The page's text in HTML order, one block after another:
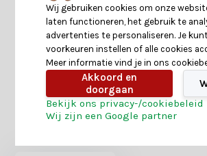
Reviews
Heb je nog interesse in deze recent
Wij gebruiken cookies om onze
laten functioneren, het gebruik te
advertenties te personaliseren. Je
voorkeuren instellen of alle cookies
Meer informatie vind je in ons
Akkoord en
doorgaan
Bekijk ons privacy-/cookiebeleid
Wij zijn een Google partner